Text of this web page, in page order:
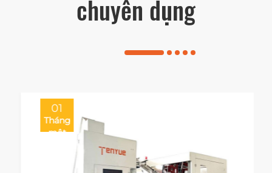
chuyên dụng
01
Tháng
một